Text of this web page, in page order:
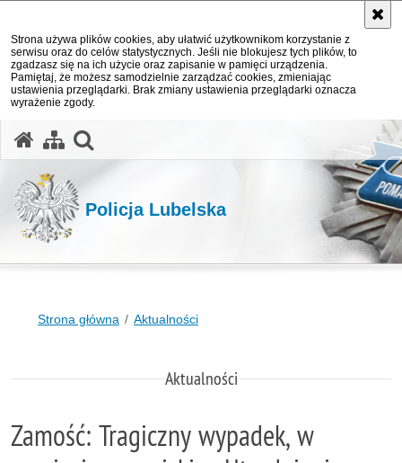
Strona używa plików cookies, aby ułatwić użytkownikom korzystanie z
serwisu oraz do celów statystycznych. Jeśli nie blokujesz tych plików, to
zgadzasz się na ich użycie oraz zapisanie w pamięci urządzenia.
Pamiętaj, że możesz samodzielnie zarządzać cookies, zmieniając
ustawienia przeglądarki. Brak zmiany ustawienia przeglądarki oznacza
wyrażenie zgody.
Policja Lubelska
Strona główna Aktualności
Aktualności
Zamość: Tragiczny wypadek, w